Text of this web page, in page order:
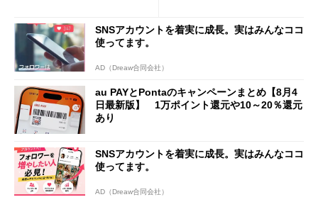
SNSアカウントを着実に成長。実はみんなココ
使ってます。
AD（Dreaw合同会社）
au PAYとPontaのキャンペーンまとめ【8月4
日最新版】 1万ポイント還元や10～20％還元
あり
SNSアカウントを着実に成長。実はみんなココ
使ってます。
AD（Dreaw合同会社）